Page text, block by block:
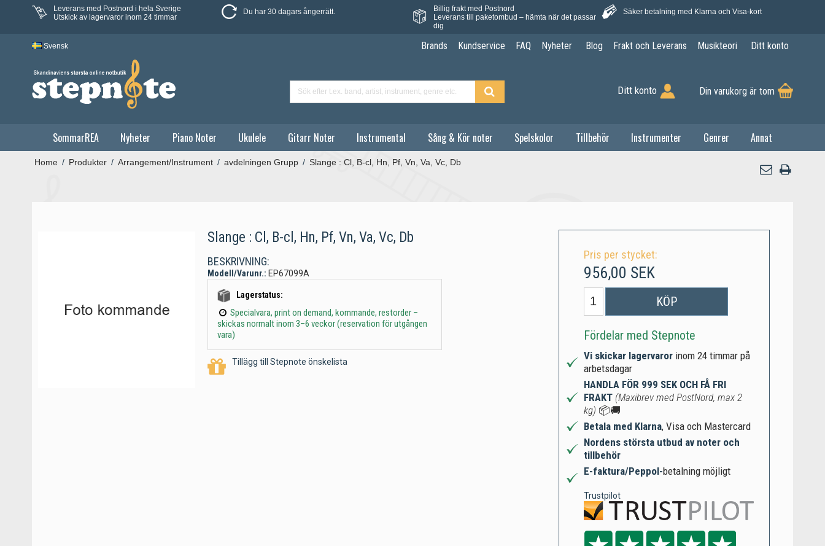
Leverans med Postnord i hela Sverige
Utskick av lagervaror inom 24 timmar
Du har 30 dagars ångerrätt.
Billig frakt med Postnord
Leverans till paketombud – hämta när det passar
dig
Säker betalning med Klarna och Visa-kort
Svensk Brands Kundservice FAQ Nyheter Blog Frakt och Leverans Musikteori Ditt konto
Ditt konto Din varukorg är tom
SommarREA Nyheter Piano Noter Ukulele Gitarr Noter Instrumental Sång & Kör noter Spelskolor Tillbehör Instrumenter Genrer Annat
Home / Produkter / Arrangement/Instrument / avdelningen Grupp / Slange : Cl, B-cl, Hn, Pf, Vn, Va, Vc, Db
Slange : Cl, B-cl, Hn, Pf, Vn, Va, Vc, Db
BESKRIVNING:
Modell/Varunr.: EP67099A
Lagerstatus:
Specialvara, print on demand, kommande, restorder –
skickas normalt inom 3–6 veckor (reservation för utgången
vara)
Tillägg till Stepnote önskelista
Pris per stycket:
956,00 SEK
KÖP
Fördelar med Stepnote
Vi skickar lagervaror inom 24 timmar på
arbetsdagar
HANDLA FÖR 999 SEK OCH FÅ FRI
FRAKT (Maxibrev med PostNord, max 2
kg) 📦🚚
Betala med Klarna, Visa och Mastercard
Nordens största utbud av noter och
tillbehör
E-faktura/Peppol-betalning möjligt
Trustpilot